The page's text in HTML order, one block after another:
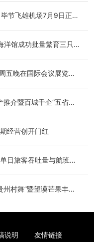
节飞雄机场7月9日正式
洋馆成功批量繁育三只
五晚在国际会议展览中
推介暨百城千企“五省
经营创开门红
日旅客吞吐量与航班起
村舞”暨望谟芒果丰收
说明 友情链接